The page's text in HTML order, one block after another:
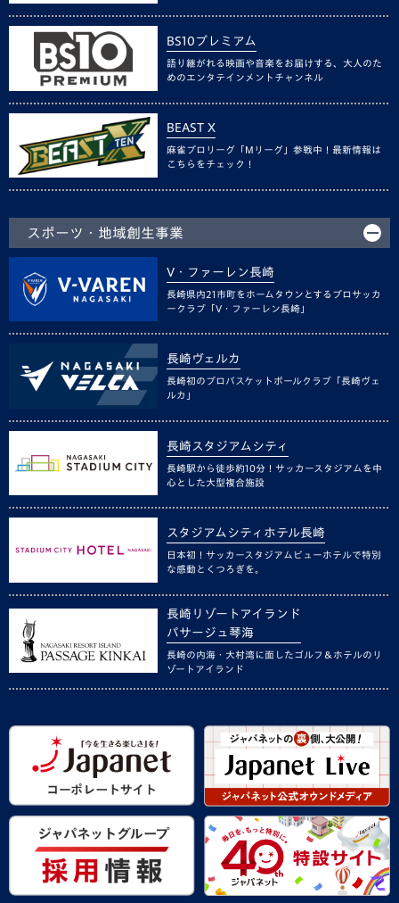
BS10プレミアム
語り継がれる映画や音楽をお届けする、大人のた
めのエンタテインメントチャンネル
BEAST X
麻雀プロリーグ「Mリーグ」参戦中！最新情報は
こちらをチェック！
スポーツ・地域創生事業
V・ファーレン長崎
長崎県内21市町をホームタウンとするプロサッカ
ークラブ「V・ファーレン長崎」
長崎ヴェルカ
長崎初のプロバスケットボールクラブ「長崎ヴェ
ルカ」
長崎スタジアムシティ
長崎駅から徒歩約10分！サッカースタジアムを中
心とした大型複合施設
スタジアムシティホテル長崎
日本初！サッカースタジアムビューホテルで特別
な感動とくつろぎを。
長崎リゾートアイランド
パサージュ琴海
長崎の内海・大村湾に面したゴルフ＆ホテルのリ
ゾートアイランド